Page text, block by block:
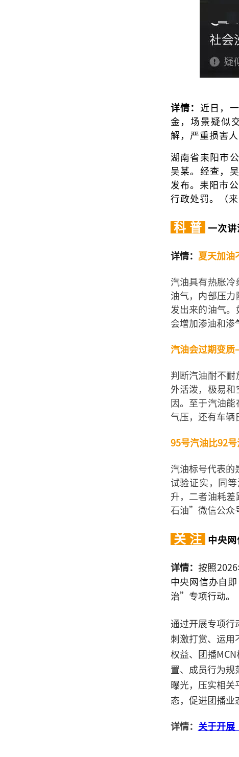
详情： 近日，
金，场景疑似
解，严重损害
湖南省耒阳市
吴某。经查，
发布。耒阳市
行政处罚。（
科 普 一次
详情： 夏天加
汽油具有热胀
油气，内部压
发出来的油气。
会增加渗油和渗
汽油会过期变
判断汽油耐不
外活泼，极易
因。至于汽油
气压，还有车辆
95号汽油比92
汽油标号代表的
试验证实，同
升，二者油耗
石油”微信公众
关 注 中央
详情：按照
中央网信办自
治”专项行动。
通过开展专项行
刺激打赏、运用
权益、团播
置、成员行为规
曝光，压实相关
态，促进团播
详情： 关于开展